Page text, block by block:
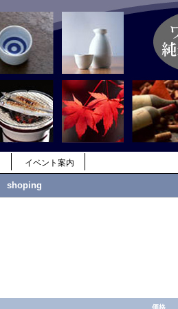
イベント案内
shoping
価格